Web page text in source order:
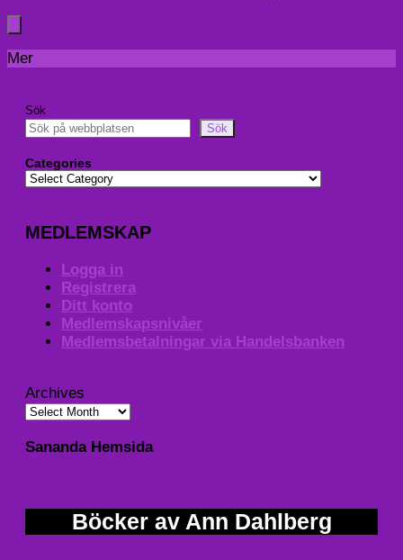
Mer
Sök
Sök
Categories
MEDLEMSKAP
Logga in
Registrera
Ditt konto
Medlemskapsnivåer
Medlemsbetalningar via Handelsbanken
Archives
Sananda Hemsida
Böcker av Ann Dahlberg